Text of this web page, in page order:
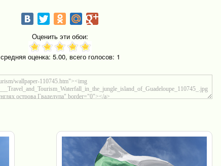
Оценить эти обои:
средняя оценка: 5.00, всего голосов: 1